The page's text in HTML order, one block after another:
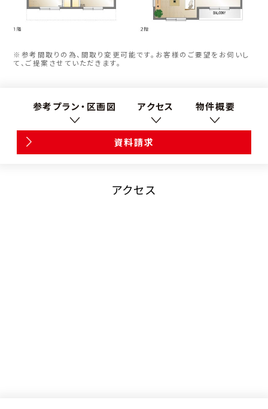
※参考間取りの為、間取り変更可能です。お客様のご要望をお伺いし
て、ご提案させていただきます。
参考プラン・区画図 アクセス 物件概要
資料請求
アクセス